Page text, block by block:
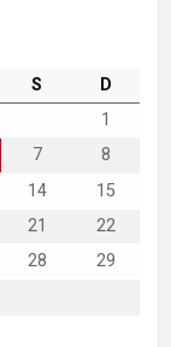
S
D
1
7
8
14
15
21
22
28
29